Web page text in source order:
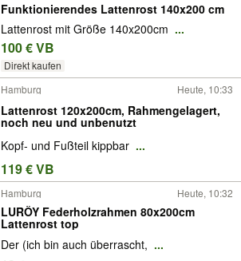
Funktionierendes Lattenrost 140x200 cm
Lattenrost mit Größe 140x200cm ...
100 € VB
Direkt kaufen
Hamburg
Heute, 10:33
Lattenrost 120x200cm, Rahmengelagert,
noch neu und unbenutzt
Kopf- und Fußteil kippbar ...
119 € VB
Hamburg Heute, 10:32
LURÖY Federholzrahmen 80x200cm
Lattenrost top
Der (ich bin auch überrascht, ...